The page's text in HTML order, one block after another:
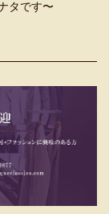
タです〜